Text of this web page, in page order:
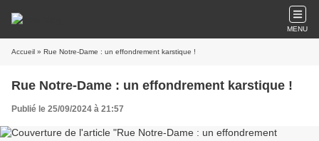
MENU
Accueil » Rue Notre-Dame : un effondrement karstique !
Rue Notre-Dame : un effondrement karstique !
Publié le 25/09/2024 à 21:57